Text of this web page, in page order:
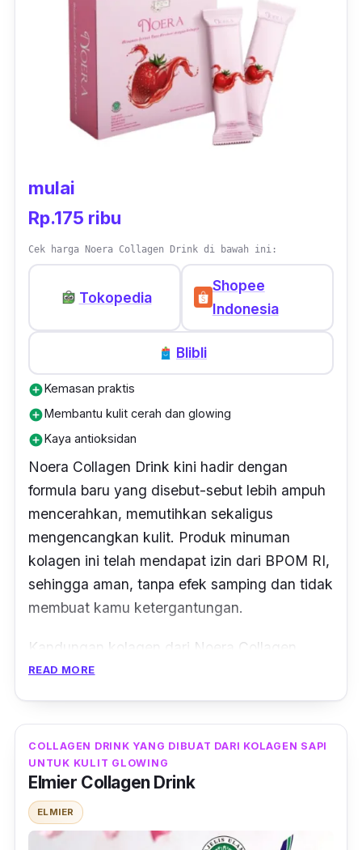
kanker karena kandungan antioksidan yang
Meski aman dan sudah mengantongi izin
BPOM, konsumsi AIMI Joju collagen drink
sebaiknya melalui konsultasi dokter terlebih
dulu untuk ibu hamil atau menyusui. Produk
asam yang menyegarkan dari ekstrak
blueberrynya. Minuman kolagen AIMI Joju ini
mulai
Rp.175 ribu
Cek harga Noera Collagen Drink di bawah ini:
Tokopedia
Shopee
Indonesia
Blibli
add_circleKemasan praktis
add_circleMembantu kulit cerah dan glowing
add_circleKaya antioksidan
Noera Collagen Drink kini hadir dengan
formula baru yang disebut-sebut lebih ampuh
mencerahkan, memutihkan sekaligus
mengencangkan kulit. Produk minuman
kolagen ini telah mendapat izin dari BPOM RI,
sehingga aman, tanpa efek samping dan tidak
membuat kamu ketergantungan.
Kandungan kolagen dari Noera Collagen
Drink diperoleh dari salmon beserta
yang lebih rendah. Sehingga cocok untuk
kamu yang sedang diet atau menjaga berat
badan.
Selain kandungan kolagen dan glutathione,
READ MORE
COLLAGEN DRINK YANG DIBUAT DARI KOLAGEN SAPI
UNTUK KULIT GLOWING
Elmier Collagen Drink
ELMIER